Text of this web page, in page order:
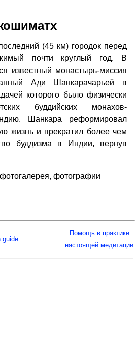
(45 км) городок перед
почти круглый год. В
известный монастырь-миссия
Ади Шанкарачарьей в
которого было физически
буддийских монахов-
Шанкара реформировал
жизнь и прекратил более чем
буддизма в Индии, вернув
фотографии
guide
Помощь в практике
настоящей медитации